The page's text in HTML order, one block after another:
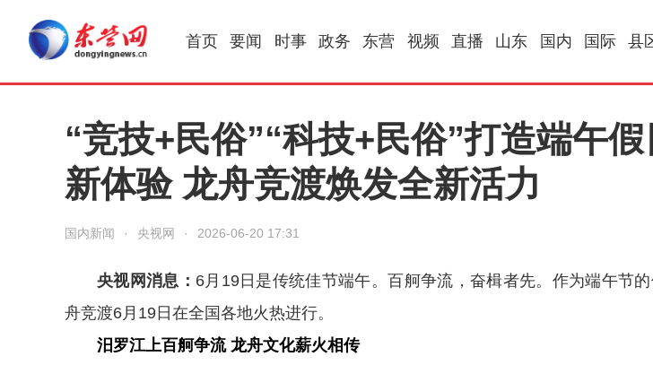
首页 要闻 时事 政务 东营 视频 直播 山东 国内 国际 县
“竞技+民俗”“科技+民俗”打造端午
新体验 龙舟竞渡焕发全新活力
国内新闻 · 央视网 · 2026-06-20 17:31
央视网消息： 6月19日是传统佳节端午。百舸争流，奋楫者先。作为端午节
舟竞渡6月19日在全国各地火热进行。
汨罗江上百舸争流 龙舟文化薪火相传